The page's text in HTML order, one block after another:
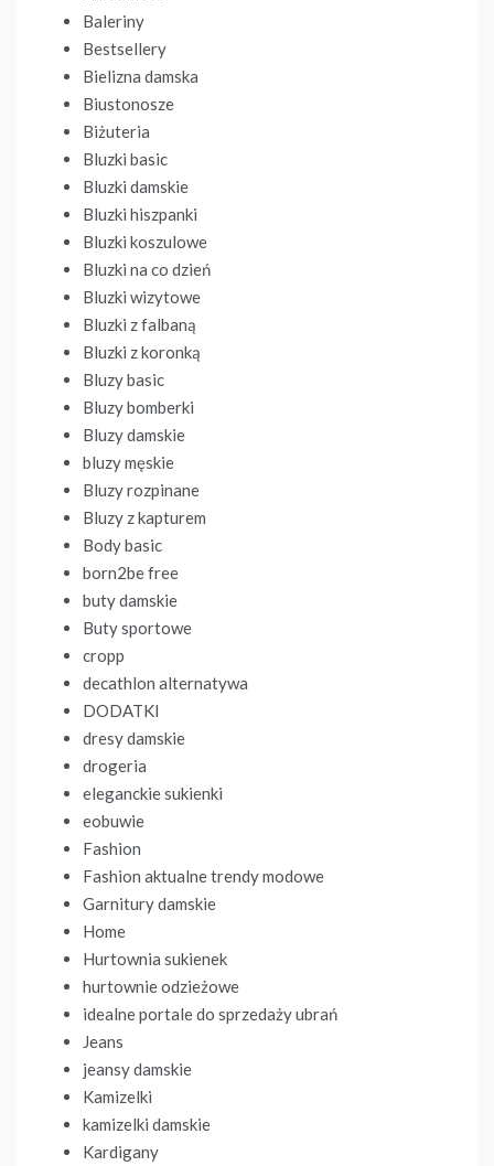
Baleriny
Bestsellery
Bielizna damska
Biustonosze
Biżuteria
Bluzki basic
Bluzki damskie
Bluzki hiszpanki
Bluzki koszulowe
Bluzki na co dzień
Bluzki wizytowe
Bluzki z falbaną
Bluzki z koronką
Bluzy basic
Bluzy bomberki
Bluzy damskie
bluzy męskie
Bluzy rozpinane
Bluzy z kapturem
Body basic
born2be free
buty damskie
Buty sportowe
cropp
decathlon alternatywa
DODATKI
dresy damskie
drogeria
eleganckie sukienki
eobuwie
Fashion
Fashion aktualne trendy modowe
Garnitury damskie
Home
Hurtownia sukienek
hurtownie odzieżowe
idealne portale do sprzedaży ubrań
Jeans
jeansy damskie
Kamizelki
kamizelki damskie
Kardigany